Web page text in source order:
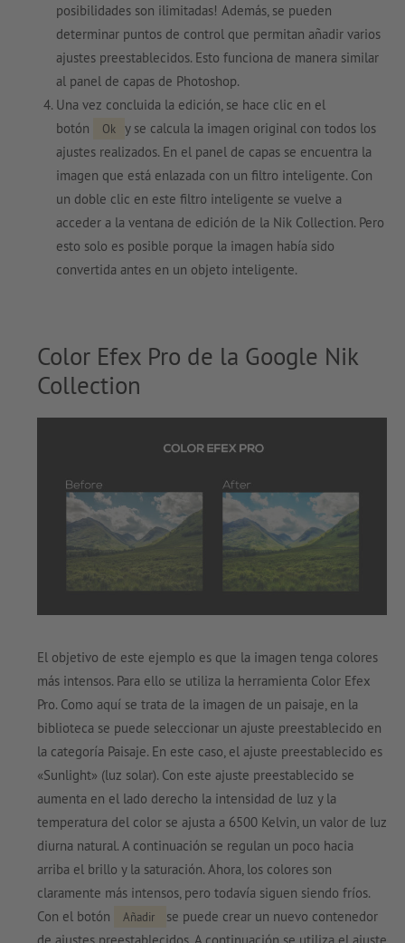
posibilidades son ilimitadas! Además, se pueden
determinar puntos de control que permitan añadir varios
ajustes preestablecidos. Esto funciona de manera similar
al panel de capas de Photoshop.
Una vez concluida la edición, se hace clic en el
botón
Ok
y se calcula la imagen original con todos los
ajustes realizados. En el panel de capas se encuentra la
imagen que está enlazada con un filtro inteligente. Con
un doble clic en este filtro inteligente se vuelve a
acceder a la ventana de edición de la Nik Collection. Pero
esto solo es posible porque la imagen había sido
convertida antes en un objeto inteligente.
Color Efex Pro de la Google Nik
Collection
El objetivo de este ejemplo es que la imagen tenga colores
más intensos. Para ello se utiliza la herramienta Color Efex
Pro. Como aquí se trata de la imagen de un paisaje, en la
biblioteca se puede seleccionar un ajuste preestablecido en
la categoría Paisaje. En este caso, el ajuste preestablecido es
«Sunlight» (luz solar). Con este ajuste preestablecido se
aumenta en el lado derecho la intensidad de luz y la
temperatura del color se ajusta a 6500 Kelvin, un valor de luz
diurna natural. A continuación se regulan un poco hacia
arriba el brillo y la saturación. Ahora, los colores son
claramente más intensos, pero todavía siguen siendo fríos.
Con el botón
Añadir
se puede crear un nuevo contenedor
de ajustes preestablecidos. A continuación se utiliza el ajuste